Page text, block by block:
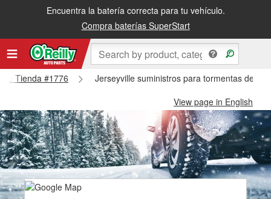
Encuentra la batería correcta para tu vehículo.
Compra baterías SuperStart
Tienda #1776
Jerseyville suministros para tormentas de
View page in English